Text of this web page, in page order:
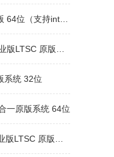
最新硬件）
原版系统 64位
系统 32位
一原版系统 64位
原版系统 64位